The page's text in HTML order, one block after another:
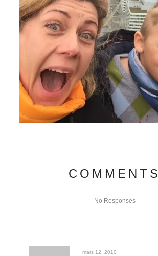
COMMENTS
No Responses
mars 12, 2010